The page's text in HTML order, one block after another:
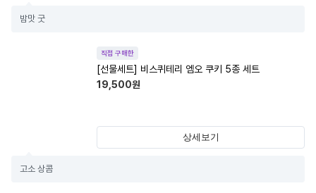
밤맛 굿
직접 구매한
[선물세트] 비스퀴테리 엠오 쿠키 5종 세트
19,500원
상세보기
고소 상콤